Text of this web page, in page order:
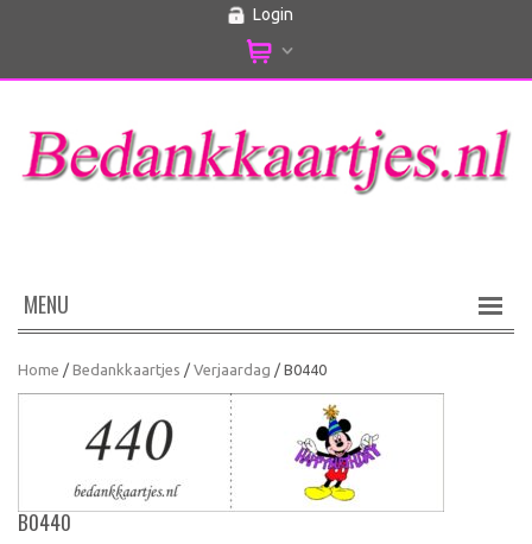
Login
MENU
Home / Bedankkaartjes / Verjaardag / B0440
B0440